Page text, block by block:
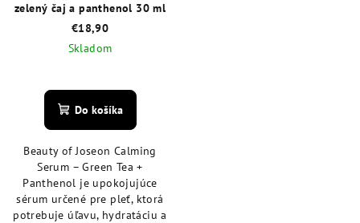
zelený čaj a panthenol 30 ml
€18,90
Skladom
hodnotenie
produktu
z
5
hviezdičiek.
Do košíka
Beauty of Joseon Calming
Serum – Green Tea +
Panthenol je upokojujúce
sérum určené pre pleť, ktorá
potrebuje úľavu, hydratáciu a